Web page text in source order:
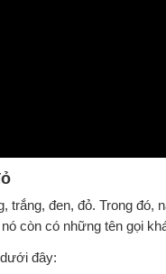
trắng, đen, đỏ. Trong
còn có những tên gọi
đây: